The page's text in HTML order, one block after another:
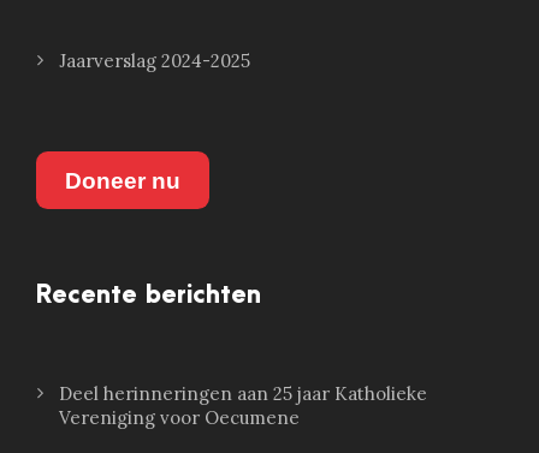
Jaarverslag 2024-2025
Doneer nu
Recente berichten
Deel herinneringen aan 25 jaar Katholieke
Vereniging voor Oecumene